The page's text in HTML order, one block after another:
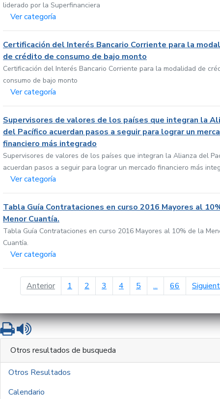
liderado por la Superfinanciera
Ver categoría
Certificación del Interés Bancario Corriente para la
de crédito de consumo de bajo monto
Certificación del Interés Bancario Corriente para la modalidad de
consumo de bajo monto
Ver categoría
Supervisores de valores de los países que integran la
del Pacífico acuerdan pasos a seguir para lograr un
financiero más integrado
Supervisores de valores de los países que integran la Alianza del
acuerdan pasos a seguir para lograr un mercado financiero más
Ver categoría
Tabla Guía Contrataciones en curso 2016 Mayores al
Menor Cuantía.
Tabla Guía Contrataciones en curso 2016 Mayores al 10% de la
Cuantía.
Ver categoría
Anteriorpágina anterior
1 2 3 4 5 ... 66
ImprimirLeer contenido
Otros resultados de busqueda
Otros Resultados
Calendario